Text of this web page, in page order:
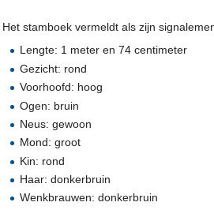
Het stamboek vermeldt als zijn
Lengte: 1 meter en 74 centimeter
Gezicht: rond
Voorhoofd: hoog
Ogen: bruin
Neus: gewoon
Mond: groot
Kin: rond
Haar: donkerbruin
Wenkbrauwen: donkerbruin